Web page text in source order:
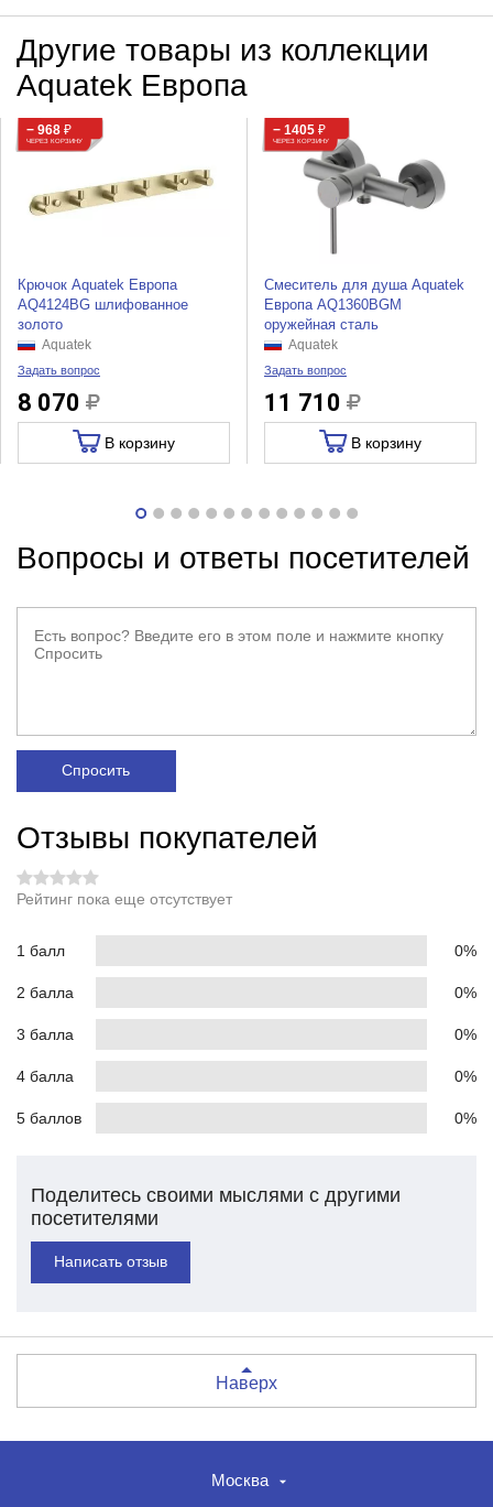
Другие товары из коллекции
Aquatek Европа
− 968 ₽
ЧЕРЕЗ КОРЗИНУ
Крючок Aquatek Европа
AQ4124BG шлифованное
золото
Aquatek
Задать вопрос
8 070
В корзину
− 1405 ₽
ЧЕРЕЗ КОРЗИНУ
Смеситель для душа Aquatek
Европа AQ1360BGM
оружейная сталь
Aquatek
Задать вопрос
11 710
В корзину
Вопросы и ответы посетителей
Спросить
Отзывы покупателей
Рейтинг пока еще отсутствует
1 балл 0%
2 балла 0%
3 балла 0%
4 балла 0%
5 баллов 0%
Поделитесь своими мыслями с другими
посетителями
Написать отзыв
Наверх
Москва